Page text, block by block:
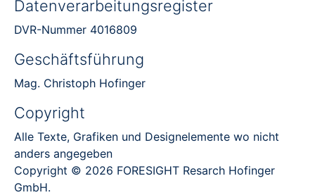
Datenverarbeitungsregister
DVR-Nummer 4016809
Geschäftsführung
Mag. Christoph Hofinger
Copyright
Alle Texte, Grafiken und Designelemente wo nicht
anders angegeben
Copyright © 2026 FORESIGHT Resarch Hofinger
GmbH.